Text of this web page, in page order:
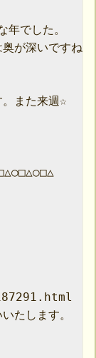
でした。
が深いですね
また来週☆
たします。